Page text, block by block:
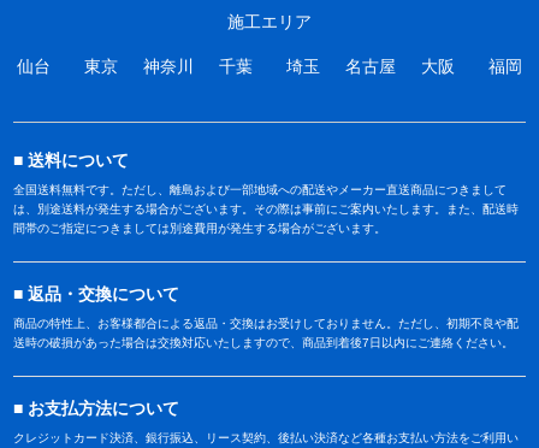
施工エリア
仙台 東京 神奈川 千葉 埼玉 名古屋 大阪 福岡
送料について
全国送料無料です。ただし、離島および一部地域への配送やメーカー直送商品につきまして
は、別途送料が発生する場合がございます。その際は事前にご案内いたします。また、配送時
間帯のご指定につきましては別途費用が発生する場合がございます。
返品・交換について
商品の特性上、お客様都合による返品・交換はお受けしておりません。ただし、初期不良や配
送時の破損があった場合は交換対応いたしますので、商品到着後7日以内にご連絡ください。
お支払方法について
クレジットカード決済、銀行振込、リース契約、後払い決済など各種お支払い方法をご利用い